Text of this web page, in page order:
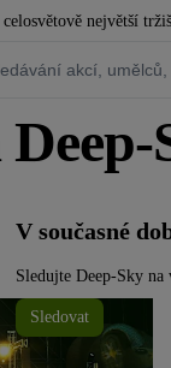
celosvětově největší
V současné
Sledujte Deep-Sky
Sledovat